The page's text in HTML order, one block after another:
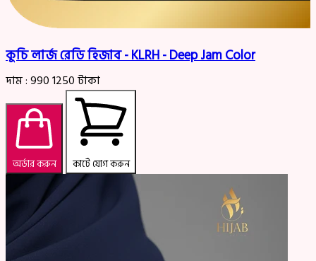
কুচি লার্জ রেডি হিজাব - KLRH - Deep Jam Color
দাম :9901250টাকা
অর্ডার করুন কার্টে যোগ করুন